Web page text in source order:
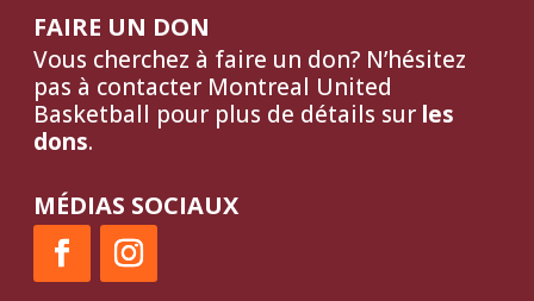
FAIRE UN DON
Vous cherchez à faire un don? N’hésitez
pas à contacter Montreal United
Basketball pour plus de détails sur les
dons.
MÉDIAS SOCIAUX